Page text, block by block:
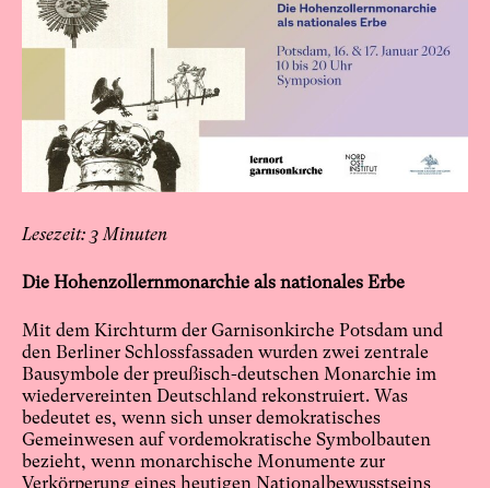
3
Die Hohenzollernmonarchie als nationales Erbe
Mit dem Kirchturm der Garnisonkirche Potsdam und
den Berliner Schlossfassaden wurden zwei zentrale
Bausymbole der preußisch-deutschen Monarchie im
wiedervereinten Deutschland rekonstruiert. Was
bedeutet es, wenn sich unser demokratisches
Gemeinwesen auf vordemokratische Symbolbauten
bezieht, wenn monarchische Monumente zur
Verkörperung eines heutigen Nationalbewusstseins